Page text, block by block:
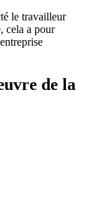
le travailleur
cela a pour
de la